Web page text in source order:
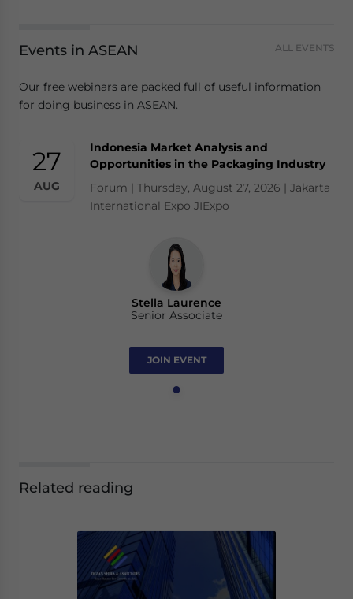
Events in ASEAN ALL EVENTS
Our free webinars are packed full of useful information
for doing business in ASEAN.
27
AUG
Indonesia Market Analysis and
Opportunities in the Packaging Industry
Forum | Thursday, August 27, 2026 | Jakarta
International Expo JIExpo
Stella Laurence
Senior Associate
JOIN EVENT
Related reading